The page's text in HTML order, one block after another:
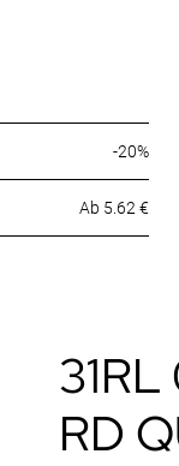
-20%
Ab 5.62 €
RD